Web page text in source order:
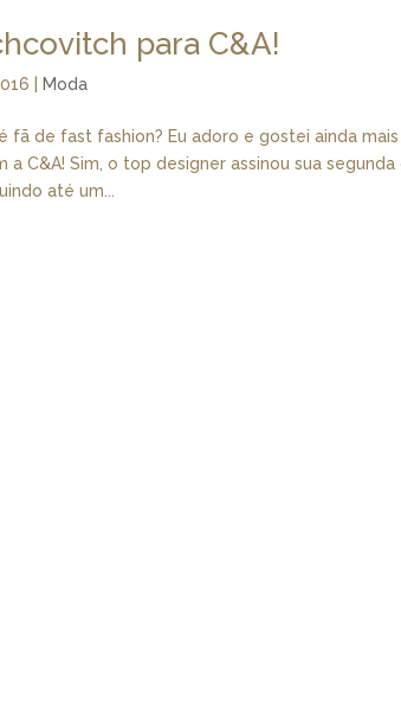
para C&A!
Moda
fã de fast fashion? Eu adoro e gostei ainda
a C&A! Sim, o top designer assinou sua
até um...